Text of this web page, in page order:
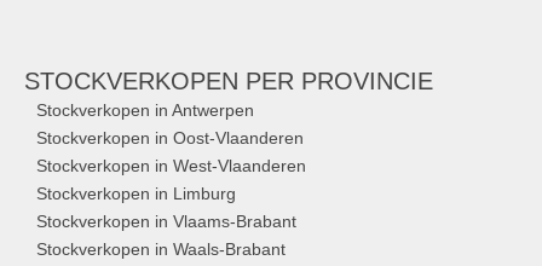
STOCKVERKOPEN PER PROVINCIE
Stockverkopen in Antwerpen
Stockverkopen in Oost-Vlaanderen
Stockverkopen in West-Vlaanderen
Stockverkopen in Limburg
Stockverkopen in Vlaams-Brabant
Stockverkopen in Waals-Brabant